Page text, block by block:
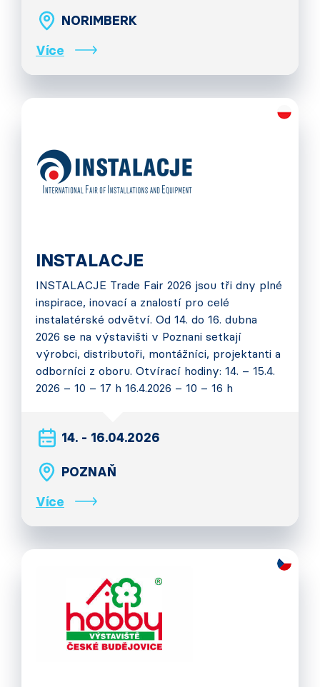
NORIMBERK
Více
INSTALACJE
INSTALACJE Trade Fair 2026 jsou tři dny plné
inspirace, inovací a znalostí pro celé
instalatérské odvětví. Od 14. do 16. dubna
2026 se na výstavišti v Poznani setkají
výrobci, distributoři, montážníci, projektanti a
odborníci z oboru. Otvírací hodiny: 14. – 15.4.
2026 – 10 – 17 h 16.4.2026 – 10 – 16 h
14. - 16.04.2026
POZNAŇ
Více